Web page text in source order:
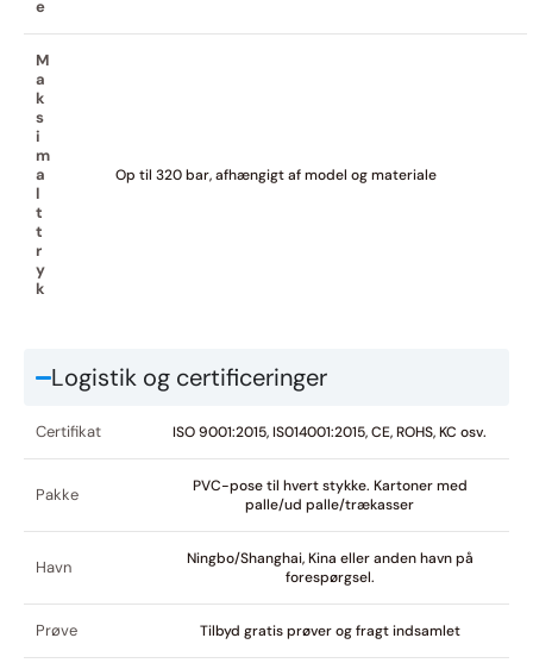
e
M
a
k
s
i
m
a
l
t
t
r
y
k
Op til 320 bar, afhængigt af model og materiale
Logistik og certificeringer
Certifikat ISO 9001:2015, IS014001:2015, CE, ROHS, KC osv.
Pakke
PVC-pose til hvert stykke. Kartoner med
palle/ud palle/trækasser
Havn
Ningbo/Shanghai, Kina eller anden havn på
forespørgsel.
Prøve Tilbyd gratis prøver og fragt indsamlet